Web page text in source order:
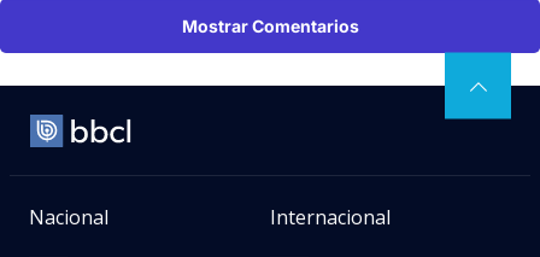
Mostrar Comentarios
Nacional Internacional